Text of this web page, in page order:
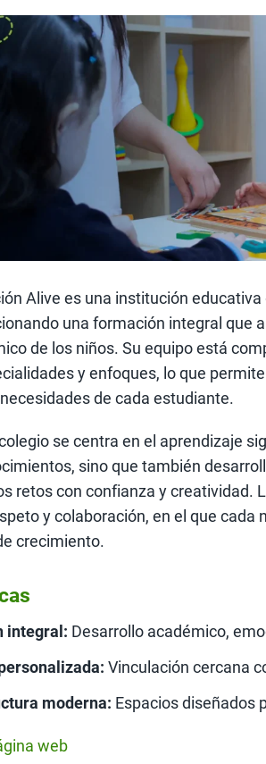
Alive es una institución
una formación integral que
de los niños. Su equipo está
y enfoques, lo que
de cada estudiante.
se centra en el aprendizaje
sino que también
retos con confianza y creatividad.
y colaboración, en el que cada
crecimiento.
integral: Desarrollo académico,
Vinculación cercana
moderna: Espacios diseñados
web